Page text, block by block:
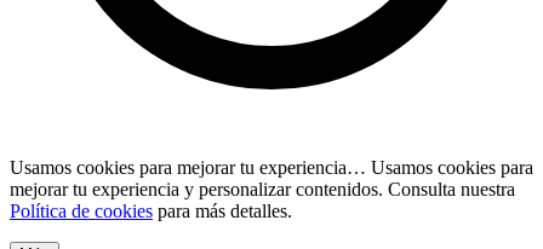
Usamos cookies para mejorar tu experiencia… Usamos cookies para
mejorar tu experiencia y personalizar contenidos. Consulta nuestra
Política de cookies para más detalles.